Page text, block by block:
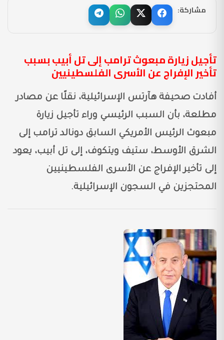
مشاركة:
تأجيل زيارة مبعوث ترامب إلى تل أبيب بسبب
تأخير الإفراج عن الأسرى الفلسطينيين
أفادت صحيفة هآرتس الإسرائيلية، نقلًا عن مصادر
مطلعة، بأن السبب الرئيسي وراء تأجيل زيارة
مبعوث الرئيس الأمريكي السابق دونالد ترامب إلى
الشرق الأوسط، ستيف ويتكوف، إلى تل أبيب، يعود
إلى تأخير الإفراج عن الأسرى الفلسطينيين
المحتجزين في السجون الإسرائيلية.